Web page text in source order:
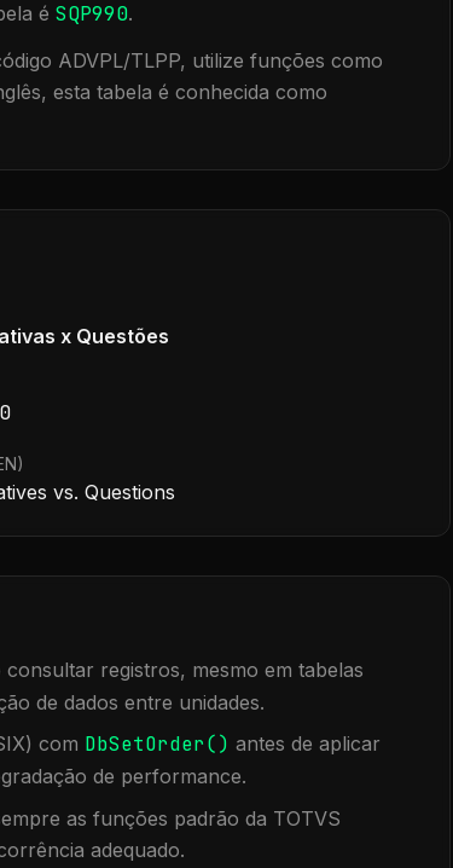
é SQP990.
ADVPL/TLPP, utilize funções como
esta tabela é conhecida como
x Questões
vs. Questions
consultar registros, mesmo em tabelas
de dados entre unidades.
com DbSetOrder() antes de aplicar
de performance.
as funções padrão da TOTVS
adequado.